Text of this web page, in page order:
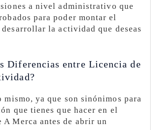
a nivel administrativo que
para poder montar el
la actividad que deseas
Diferencias entre Licencia de
mismo, ya que son sinónimos para
que tienes que hacer en el
A Merca antes de abrir un